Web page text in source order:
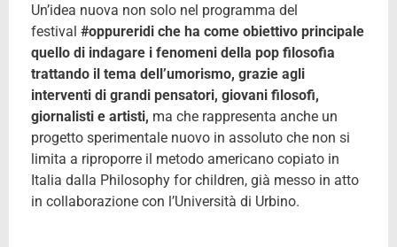
Un’idea nuova non solo nel programma del
festival #oppureridi che ha come obiettivo principale
quello di indagare i fenomeni della pop filosofia
trattando il tema dell’umorismo, grazie agli
interventi di grandi pensatori, giovani filosofi,
giornalisti e artisti, ma che rappresenta anche un
progetto sperimentale nuovo in assoluto che non si
limita a riproporre il metodo americano copiato in
Italia dalla Philosophy for children, già messo in atto
in collaborazione con l’Università di Urbino.